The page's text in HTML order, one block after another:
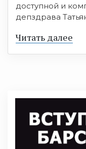
доступной и
депздрава
Читать далее